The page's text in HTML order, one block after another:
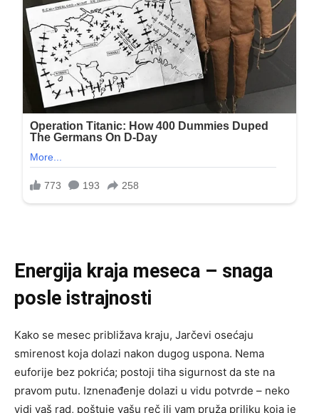
Energija kraja meseca – snaga
posle istrajnosti
Kako se mesec približava kraju, Jarčevi osećaju
smirenost koja dolazi nakon dugog uspona. Nema
euforije bez pokrića; postoji tiha sigurnost da ste na
pravom putu. Iznenađenje dolazi u vidu potvrde – neko
vidi vaš rad, poštuje vašu reč ili vam pruža priliku koja je